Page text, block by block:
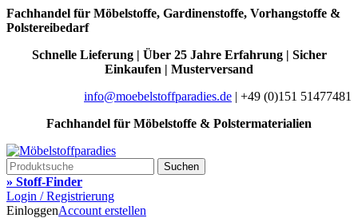
Fachhandel für Möbelstoffe, Gardinenstoffe, Vorhangstoffe &
Polstereibedarf
Schnelle Lieferung | Über 25 Jahre Erfahrung | Sicher
Einkaufen | Musterversand
info@moebelstoffparadies.de | +49 (0)151 51477481
Fachhandel für Möbelstoffe & Polstermaterialien
Suchen
» Stoff-Finder
Login / Registrierung
EinloggenAccount erstellen